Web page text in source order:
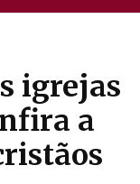
igrejas
a